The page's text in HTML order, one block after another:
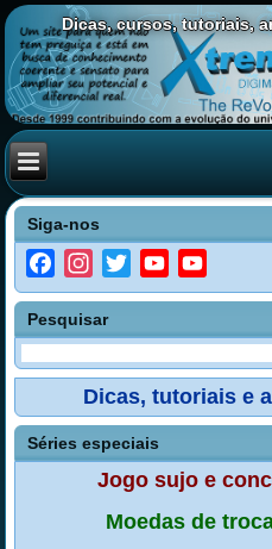
Dicas, cursos, tutoriais,
Siga-nos
FacebookInstagramTwitterYouTube
Pesquisar
Dicas, tutoriais e
Séries especiais
Jogo sujo e
Moedas de